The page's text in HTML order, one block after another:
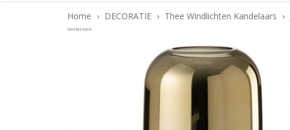
Home › DECORATIE › Thee Windlichten Kandelaars ›
lanternen